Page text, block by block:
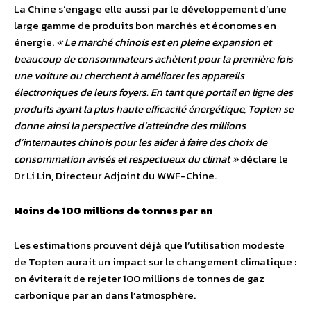
La Chine s’engage elle aussi par le développement d’une
large gamme de produits bon marchés et économes en
énergie.« Le marché chinois est en pleine expansion et
beaucoup de consommateurs achètent pour la première fois
une voiture ou cherchent à améliorer les appareils
électroniques de leurs foyers. En tant que portail en ligne des
produits ayant la plus haute efficacité énergétique, Topten se
donne ainsi la perspective d’atteindre des millions
d’internautes chinois pour les aider à faire des choix de
consommation avisés et respectueux du climat »déclare le
Dr Li Lin, Directeur Adjoint du WWF-Chine.
Moins de 100 millions de tonnes par an
Les estimations prouvent déjà que l’utilisation modeste
de Topten aurait un impact sur le changement climatique :
on éviterait de rejeter 100 millions de tonnes de gaz
carbonique par an dans l’atmosphère.